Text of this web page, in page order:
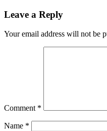
Leave a Reply
Your email address will not be
Comment *
Name *